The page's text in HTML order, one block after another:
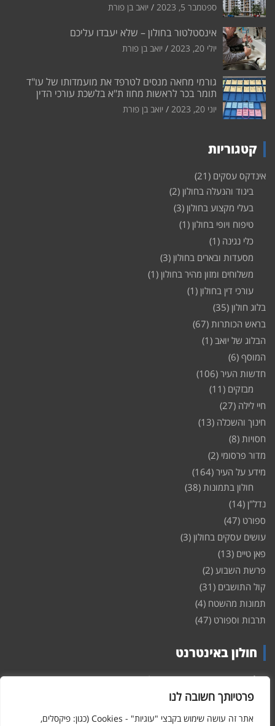
פרטיותך חשובה לנו
אתר זה עושה שימוש בקבצי "עוגיות" - Cookies (כגון: פיקסלים,
ספטמבר 5, 2023 יואב בן פורת
אינסטלטור בחולון – שלא יעבדו עליכם
יולי 20, 2023 יואב בן פורת
גורמי מחאה מנסים לטרפד את מועמדותו של עו"ד
תומר בכר לראשות מחוז ת"א בלשכת עורכי הדין
יוני 20, 2023 יואב בן פורת
קטגוריות
אינדקס עסקים (21)
ביגוד והנעלה בחולון (2)
בעלי מקצוע בחולון (3)
טיפוח ויופי בחולון (1)
כלי נגינה (1)
מסעדות ובארים בחולון (3)
משלוחים ומזון מהיר בחולון (1)
עורכי דין בחולון (1)
בלוג חולון (35)
בראש הכותרות (67)
הבלוג של יואב (1)
המוסף (6)
חדשות העיר (106)
מבזקים (11)
חיי לילה (27)
חינוך והשכלה (13)
חסויות (8)
מדור פרסומי (2)
מידע על העיר (164)
חולון בתמונות (38)
נדל"ן (14)
ספורט (47)
עושים עסקים בחולון (3)
פאן טיים (13)
פרשת השבוע (2)
קול התושבים (31)
תמונות מהשטח (4)
תרבות וספורט (47)
חולון באינטרנט
חולוןבאינטרנט – האתר שמביא לכם עדכונים ומידע מהשטח מהעיר
חולון. במה פתוחה לקול תושבי חולון באינטרנט, מידע על
ופרוייקטים חדשים בעיר, חיי לילה, וכן טורי דעה, עסקים בחולון, ודיונים על
הנעשה בעיר. אתם מוזמנים ומוזמנות להשתתף בדיון ולשלוח לנו כתבות